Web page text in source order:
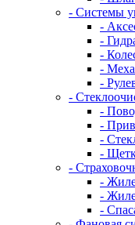
- Системы
-
-
-
-
-
-
-
-
-
-
-
-
-
-